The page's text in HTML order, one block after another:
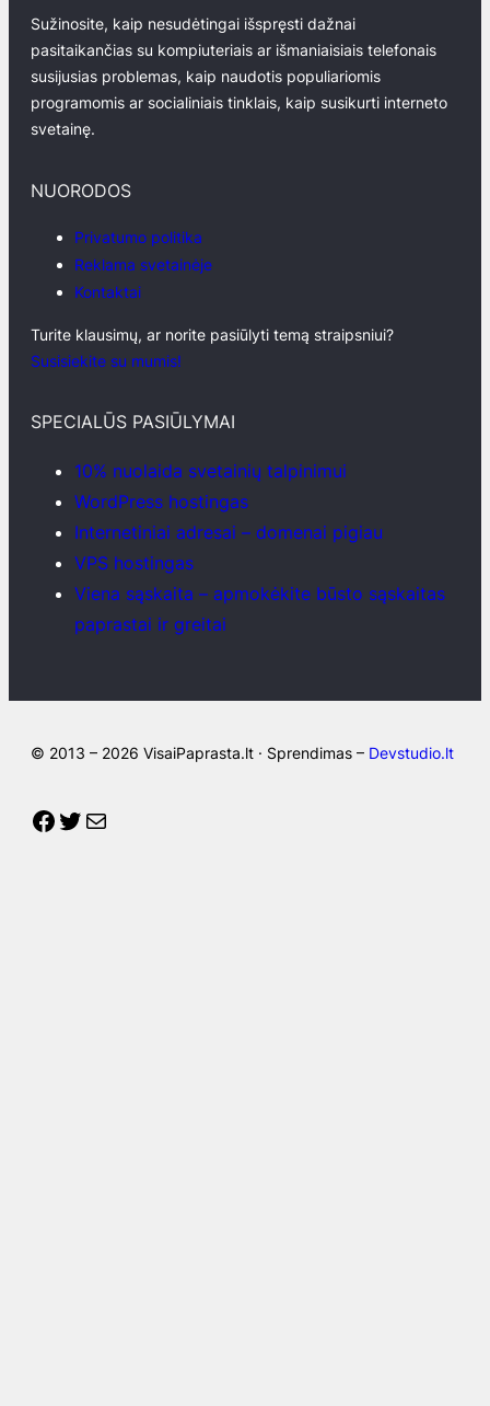
Sužinosite, kaip nesudėtingai išspręsti dažnai
pasitaikančias su kompiuteriais ar išmaniaisiais telefonais
susijusias problemas, kaip naudotis populiariomis
programomis ar socialiniais tinklais, kaip susikurti interneto
svetainę.
NUORODOS
Privatumo politika
Reklama svetainėje
Kontaktai
Turite klausimų, ar norite pasiūlyti temą straipsniui?
Susisiekite su mumis!
SPECIALŪS PASIŪLYMAI
10% nuolaida svetainių talpinimui
WordPress hostingas
Internetiniai adresai – domenai pigiau
VPS hostingas
Viena sąskaita – apmokėkite būsto sąskaitas
paprastai ir greitai
© 2013 – 2026 VisaiPaprasta.lt · Sprendimas – Devstudio.lt
Facebook
Twitter
Mail